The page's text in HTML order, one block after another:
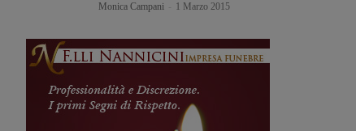
Monica Campani 1 Marzo 2015